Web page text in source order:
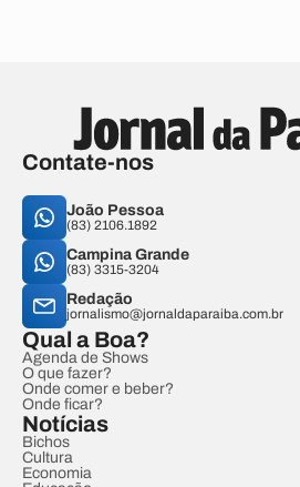
Contate-nos
João Pessoa
(83) 2106.1892
Campina Grande
(83) 3315-3204
Redação
jornalismo@jornaldaparaiba.com.br
Qual a Boa?
Agenda de Shows
O que fazer?
Onde comer e beber?
Onde ficar?
Notícias
Bichos
Cultura
Economia